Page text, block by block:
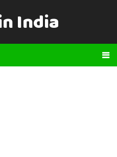
India